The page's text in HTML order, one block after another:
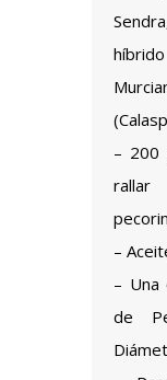
– 200
–
– Una
de